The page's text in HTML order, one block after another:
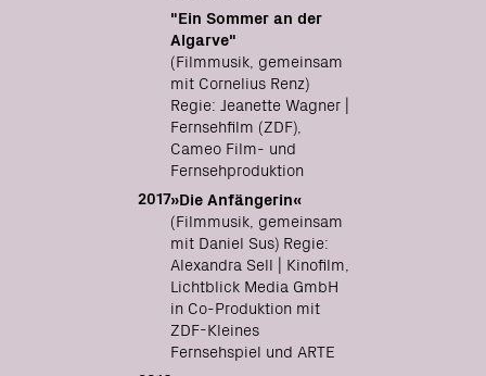
"Ein Sommer an der
Algarve"
(Filmmusik, gemeinsam
mit Cornelius Renz)
Regie: Jeanette Wagner |
Fernsehfilm (ZDF),
Cameo Film- und
Fernsehproduktion
2017»Die Anfängerin«
(Filmmusik, gemeinsam
mit Daniel Sus) Regie:
Alexandra Sell | Kinofilm,
Lichtblick Media GmbH
in Co-Produktion mit
ZDF-Kleines
Fernsehspiel und ARTE